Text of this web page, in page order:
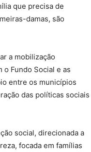
que precisa de
damas, são
a mobilização
Fundo Social e as
entre os municípios
das políticas sociais
social, direcionada a
focada em famílias